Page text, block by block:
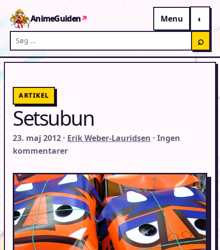
AnimeGuiden↗
Menu
Søg på AnimeGuiden
⌕
ARTIKEL
Setsubun
23. maj 2012 · Erik Weber-Lauridsen · Ingen
kommentarer